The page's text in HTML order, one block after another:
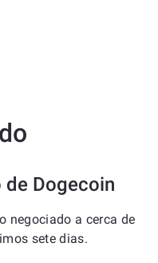
de Dogecoin
negociado a cerca de
sete dias.